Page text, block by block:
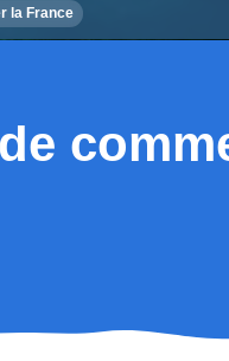
la France